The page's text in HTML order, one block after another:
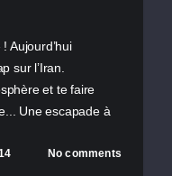
Aujourd’hui
sur l’Iran.
et te faire
Une escapade à
No comments